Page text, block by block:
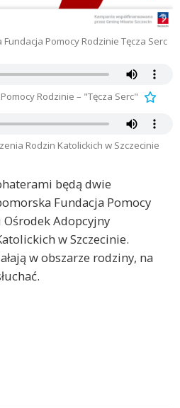
Pomocy Rodzinie Tęcza Serc
Rodzinie – "Tęcza Serc"
Rodzin Katolickich w Szczecinie
będą dwie
Fundacja Pomocy
Ośrodek Adopcyjny
w Szczecinie.
w obszarze rodziny, na